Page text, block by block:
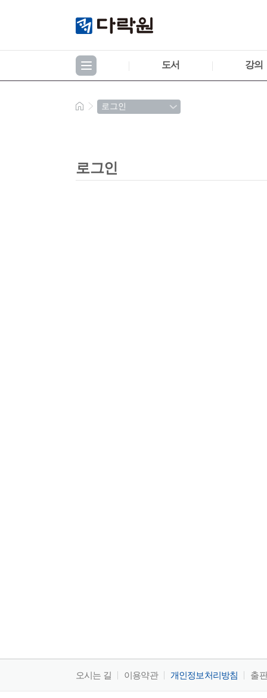
도서 강의
로그인
오시는 길 이용약관 개인정보처리방침 출